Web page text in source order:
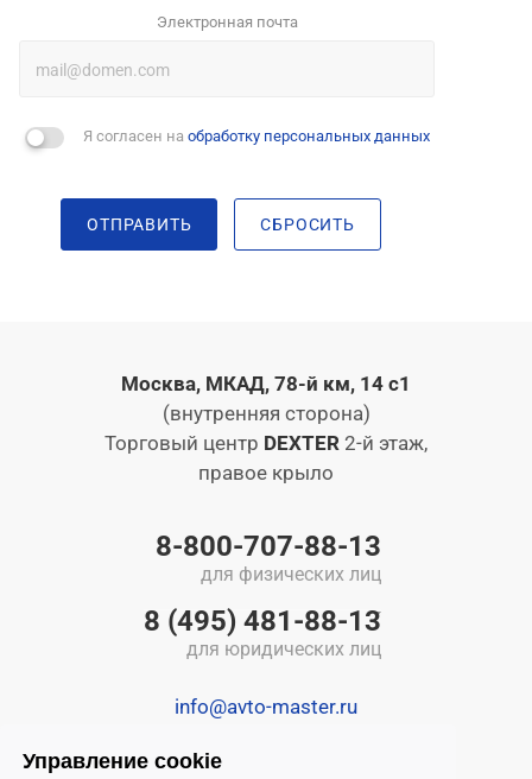
Управление cookie
Электронная почта
Я согласен на обработку персональных данных
ОТПРАВИТЬ СБРОСИТЬ
Москва, МКАД, 78-й км, 14 с1
(внутренняя сторона)
Торговый центр DEXTER 2-й этаж,
правое крыло
8-800-707-88-13
для физических лиц
8 (495) 481-88-13
для юридических лиц
info@avto-master.ru